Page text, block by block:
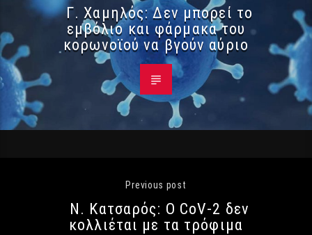
Γ. Χαμηλός: Δεν μπορεί το
εμβόλιο και φάρμακα του
κορωνοϊού να βγούν αύριο
Previous post
Ν. Κατσαρός: Ο CoV-2 δεν
κολλιέται με τα τρόφιμα